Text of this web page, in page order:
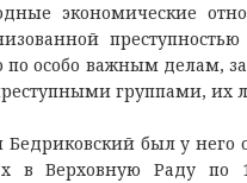
экономические
по особо важным делам,
группами,
был у
в Верховную Раду по